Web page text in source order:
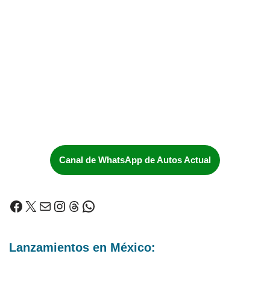
Canal de WhatsApp de Autos Actual
Lanzamientos en México: